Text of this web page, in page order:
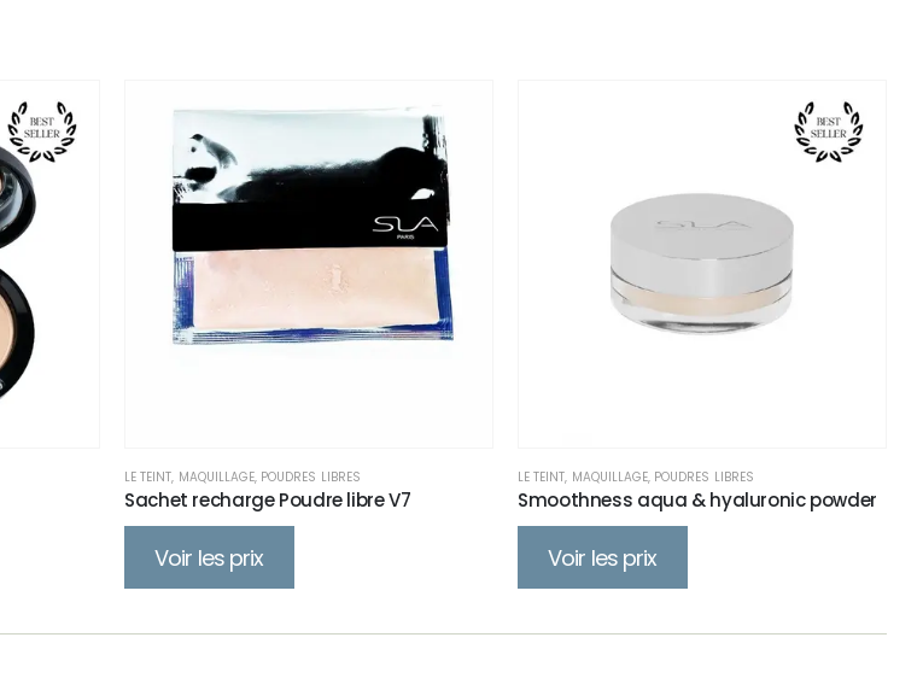
LE TEINT, MAQUILLAGE, POUDRES LIBRES
Sachet recharge Poudre libre V7
Voir les prix
LE TEINT, MAQUILLAGE, POUDRES LIBRES
Smoothness aqua & hyaluronic powder
Voir les prix